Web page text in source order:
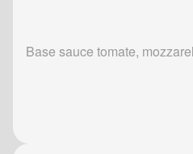
Base sauce tomate,